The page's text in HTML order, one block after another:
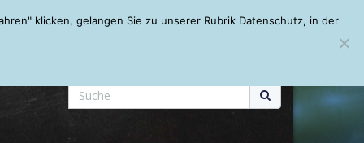
Mein Account About Autoren Leseempfehlungen FAQ
klicken, gelangen Sie zu unserer Rubrik Datenschutz, in der